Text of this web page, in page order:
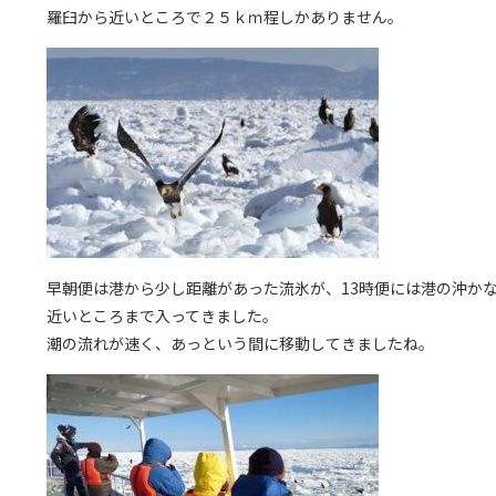
羅臼から近いところで２５ｋｍ程しかありません。
早朝便は港から少し距離があった流氷が、13時便には港の沖か
近いところまで入ってきました。
潮の流れが速く、あっという間に移動してきましたね。